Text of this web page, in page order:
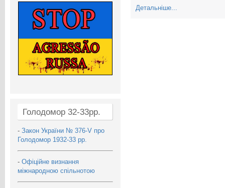
Голодомор 32-33рр.
- Закон України № 376-V про
Голодомор 1932-33 рр.
- Офіційне визнання
міжнародною спільнотою
Детальніше...